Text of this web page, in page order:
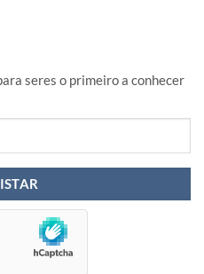
seres o primeiro a conhecer